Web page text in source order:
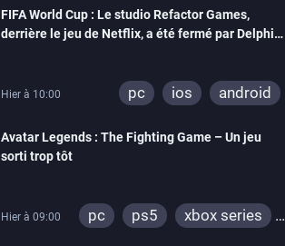
FIFA World Cup : Le studio Refactor Games,
derrière le jeu de Netflix, a été fermé par Delphi
Hier à 10:00 pc ios android
Avatar Legends : The Fighting Game – Un jeu
sorti trop tôt
Hier à 09:00 pc ps5
xbox series